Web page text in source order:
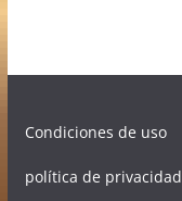
Condiciones de uso
política de privacidad